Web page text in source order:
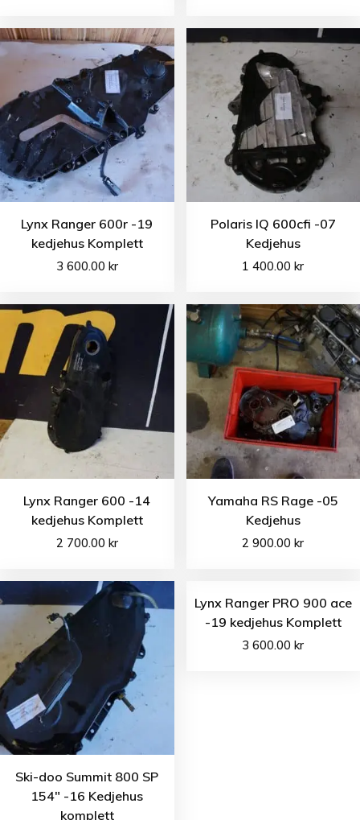
Lynx Ranger 600r -19
kedjehus Komplett
3 600.00 kr
Polaris IQ 600cfi -07
Kedjehus
1 400.00kr
Lynx Ranger 600 -14
kedjehus Komplett
2 700.00 kr
Yamaha RS Rage -05
Kedjehus
2 900.00kr
Ski-doo Summit 800 SP
154″ -16 Kedjehus
komplett
Lynx Ranger PRO 900 ace
-19 kedjehus Komplett
3 600.00kr